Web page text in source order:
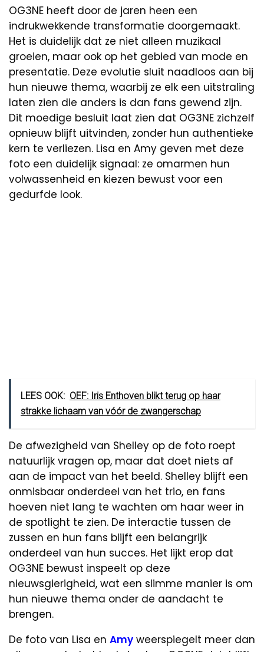
OG3NE heeft door de jaren heen een
indrukwekkende transformatie doorgemaakt.
Het is duidelijk dat ze niet alleen muzikaal
groeien, maar ook op het gebied van mode en
presentatie. Deze evolutie sluit naadloos aan bij
hun nieuwe thema, waarbij ze elk een uitstraling
laten zien die anders is dan fans gewend zijn.
Dit moedige besluit laat zien dat OG3NE zichzelf
opnieuw blijft uitvinden, zonder hun authentieke
kern te verliezen. Lisa en Amy geven met deze
foto een duidelijk signaal: ze omarmen hun
volwassenheid en kiezen bewust voor een
gedurfde look.
LEES OOK: OEF: Iris Enthoven blikt terug op haar
strakke lichaam van vóór de zwangerschap
De afwezigheid van Shelley op de foto roept
natuurlijk vragen op, maar dat doet niets af
aan de impact van het beeld. Shelley blijft een
onmisbaar onderdeel van het trio, en fans
hoeven niet lang te wachten om haar weer in
de spotlight te zien. De interactie tussen de
zussen en hun fans blijft een belangrijk
onderdeel van hun succes. Het lijkt erop dat
OG3NE bewust inspeelt op deze
nieuwsgierigheid, wat een slimme manier is om
hun nieuwe thema onder de aandacht te
brengen.
De foto van Lisa en Amy weerspiegelt meer dan